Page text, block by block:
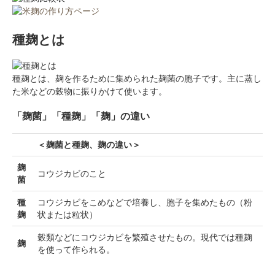
種麹とは
種麹とは、麹を作るために集められた麹菌の胞子です。主に蒸し
た米などの穀物に振りかけて使います。
「麹菌」「種麹」「麹」の違い
＜麹菌と種麹、麹の違い＞
麹
菌
コウジカビのこと
種
麹
コウジカビをこめなどで培養し、胞子を集めたもの（粉
状または粒状）
麹
穀類などにコウジカビを繁殖させたもの。現代では種麹
を使って作られる。